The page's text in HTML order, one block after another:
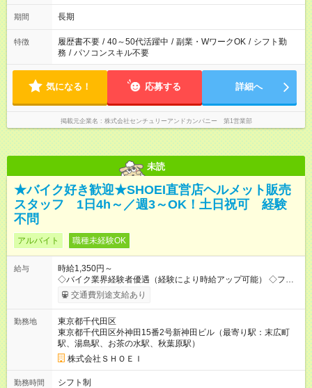
期間 長期
特徴 履歴書不要 / 40～50代活躍中 / 副業・WワークOK / シフト勤
務 / パソコンスキル不要
気になる！ 応募する 詳細へ
掲載元企業名 株式会社センチュリーアンドカンパニー 第1営業部
未読
★バイク好き歓迎★SHOEI直営店ヘルメット販売
スタッフ 1日4h～／週3～OK！土日祝可 経験
不問
アルバイト 職種未経験OK
給与
時給1,350円～
◇バイク業界経験者優遇（経験により時給アップ可能） ◇フルタ
イム採用の場合は1500円スタート ◇英語・中国語出来る方歓迎
※社員割引制度あり ※試用期間の3ヶ月の間、待遇や労働条件に
さ：3ヶ月 雇用形態、給与は本採用時と同じです。
交通費別途支給あり
勤務地
東京都千代田区
東京都千代田区外神田15番2号新神田ビル（最寄り駅：末広町
駅、湯島駅、お茶の水駅、秋葉原駅）
株式会社ＳＨＯＥＩ
勤務時間
シフト制